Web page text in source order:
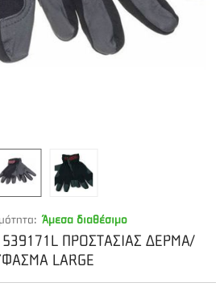
Άμεσα διαθέσιμο
539171L ΠΡΟΣΤΑΣΙΑΣ ΔΕΡΜΑ/
LARGE